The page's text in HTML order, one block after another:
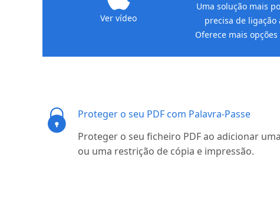
Ver vídeo
Uma solução mais
precisa de
Oferece mais
Proteger o seu PDF com Palavra-Passe
Proteger o seu ficheiro PDF ao adicionar
ou uma restrição de cópia e impressão.